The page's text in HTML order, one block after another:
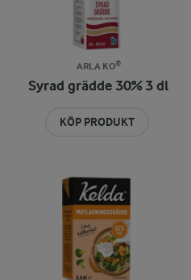
ARLA KO®
Syrad grädde 30% 3 dl
KÖP PRODUKT